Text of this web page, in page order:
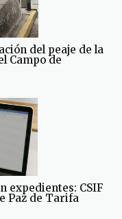
del peaje de la
Campo de
expedientes: CSIF
Paz de Tarifa